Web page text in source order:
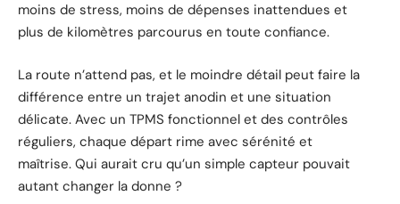
moins de stress, moins de dépenses inattendues et
plus de kilomètres parcourus en toute confiance.
La route n’attend pas, et le moindre détail peut faire la
différence entre un trajet anodin et une situation
délicate. Avec un TPMS fonctionnel et des contrôles
réguliers, chaque départ rime avec sérénité et
maîtrise. Qui aurait cru qu’un simple capteur pouvait
autant changer la donne ?